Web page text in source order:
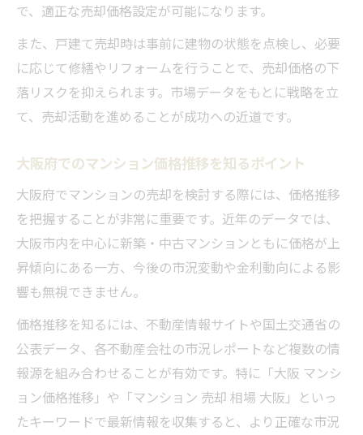
で、適正な売却価格設定が可能になります。
また、戸建て売却時は事前に建物の状態を点検し、必要
に応じて修繕やリフォームを行うことで、売却価格の下
落リスクを抑えられます。市場データをもとに戦略を立
て、売却活動を進めることが成功への近道です。
大阪府でのマンション価格推移を知るポイント
大阪府でマンションの売却を検討する際には、価格推移
を把握することが非常に重要です。近年のデータでは、
大阪市内を中心に新築・中古マンションともに価格が上
昇傾向にある一方、今後の市況変動や金利動向による影
響も無視できません。
価格推移を知るには、不動産情報サイトや国土交通省の
公表データ、各不動産会社の市況レポートなど複数の情
報源を組み合わせることが有効です。特に「大阪 マンシ
ョン価格推移」や「マンション 売却 相場 大阪」といっ
たキーワードで最新情報を収集すると、より正確な市況